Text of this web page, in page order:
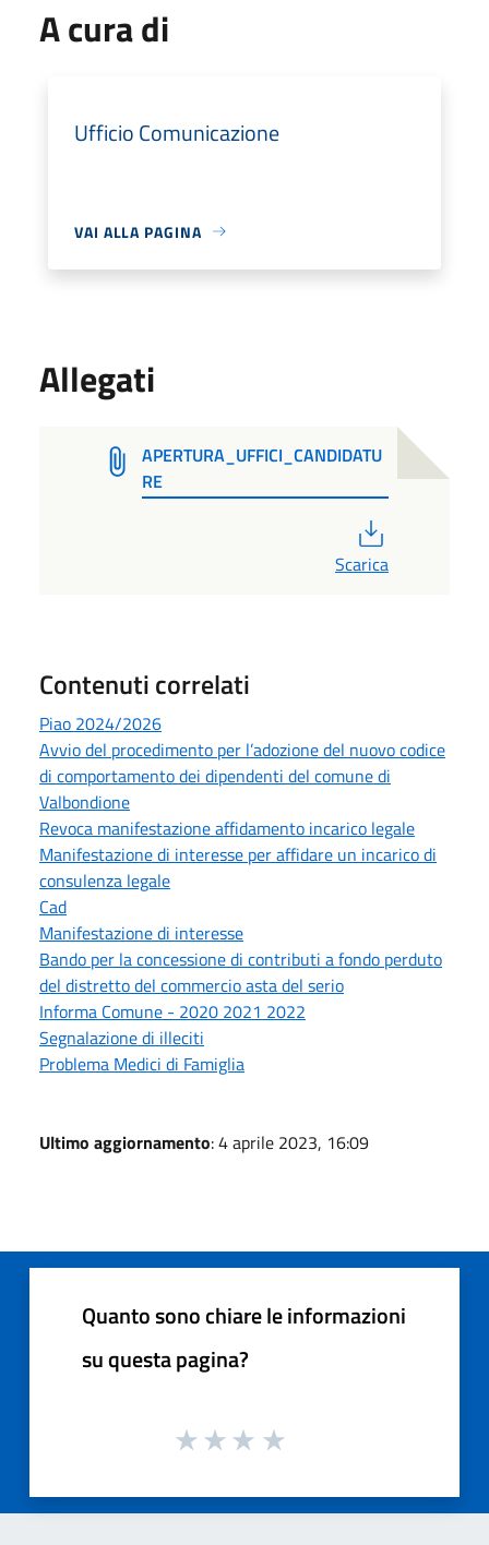
A cura di
Ufficio Comunicazione
VAI ALLA PAGINA
Allegati
APERTURA_UFFICI_CANDIDATU
RE
Scarica
Contenuti correlati
Piao 2024/2026
Avvio del procedimento per l’adozione del nuovo codice
di comportamento dei dipendenti del comune di
Valbondione
Revoca manifestazione affidamento incarico legale
Manifestazione di interesse per affidare un incarico di
consulenza legale
Cad
Manifestazione di interesse
Bando per la concessione di contributi a fondo perduto
del distretto del commercio asta del serio
Informa Comune - 2020 2021 2022
Segnalazione di illeciti
Problema Medici di Famiglia
Ultimo aggiornamento: 4 aprile 2023, 16:09
Quanto sono chiare le informazioni
su questa pagina?